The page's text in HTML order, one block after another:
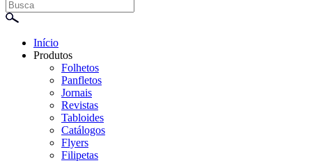
Início
Produtos
Folhetos
Panfletos
Jornais
Revistas
Tabloides
Catálogos
Flyers
Filipetas